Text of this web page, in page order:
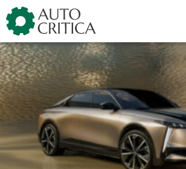
Skip
to
content